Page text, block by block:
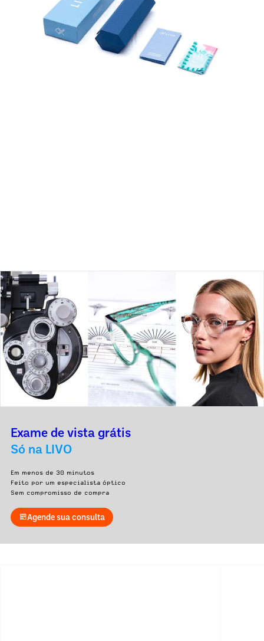
Exame de vista grátis
Só na LIVO
Em menos de 30 minutos
Feito por um especialista óptico
Sem compromisso de compra
Agende sua consulta